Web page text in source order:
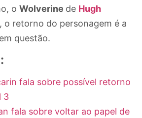
o Wolverine de Hugh
o retorno do personagem é a
questão.
fala sobre possível retorno
3
fala sobre voltar ao papel de